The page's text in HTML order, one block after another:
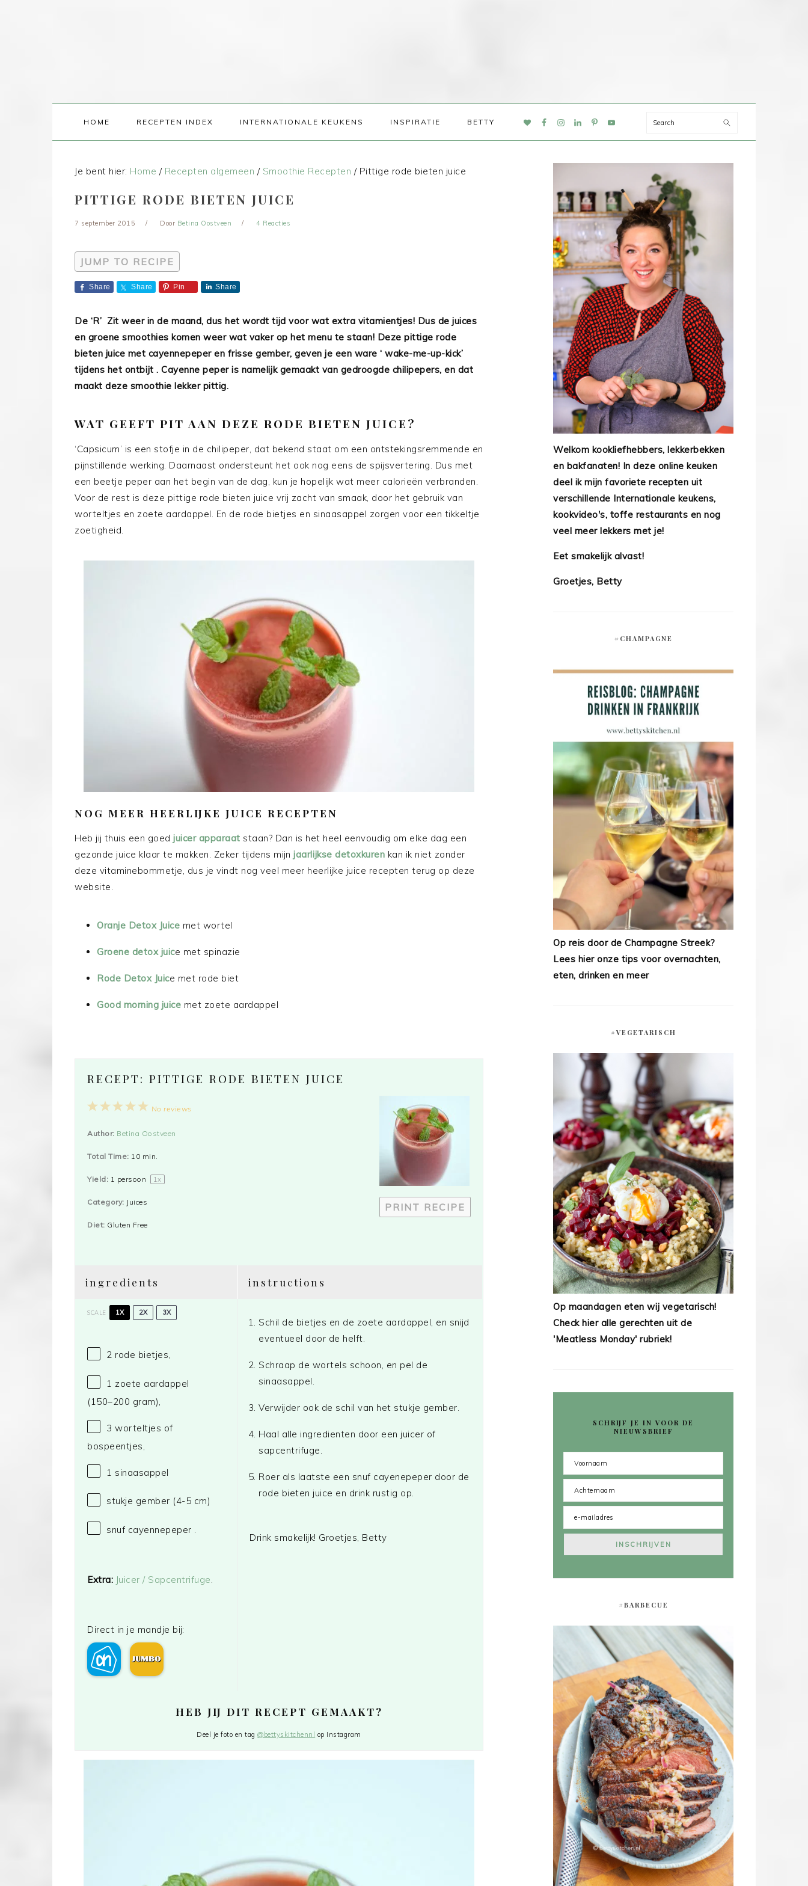
HOME RECEPTEN INDEX INTERNATIONALE KEUKENS INSPIRATIE BETTY
NAV
Search
Je bent hier: Home / Recepten algemeen / Smoothie Recepten /Pittige rode bieten juice
PITTIGE RODE BIETEN JUICE
7 september 2015 Door Betina Oostveen 4 Reacties
JUMP TO RECIPE
Share Share Pin Share
De ‘R’ Zit weer in de maand, dus het wordt tijd voor wat extra vitamientjes! Dus de juices
en groene smoothies komen weer wat vaker op het menu te staan! Deze pittige rode
bieten juice met cayennepeper en frisse gember, geven je een ware ‘ wake-me-up-kick’
tijdens het ontbijt . Cayenne peper is namelijk gemaakt van gedroogde chilipepers, en dat
maakt deze smoothie lekker pittig.
WAT GEEFT PIT AAN DEZE RODE BIETEN JUICE?
‘Capsicum’ is een stofje in de chilipeper, dat bekend staat om een ontstekingsremmende en
pijnstillende werking. Daarnaast ondersteunt het ook nog eens de spijsvertering. Dus met
een beetje peper aan het begin van de dag, kun je hopelijk wat meer calorieën verbranden.
Voor de rest is deze pittige rode bieten juice vrij zacht van smaak, door het gebruik van
worteltjes en zoete aardappel. En de rode bietjes en sinaasappel zorgen voor een tikkeltje
zoetigheid.
NOG MEER HEERLIJKE JUICE RECEPTEN
Heb jij thuis een goed juicer apparaat staan? Dan is het heel eenvoudig om elke dag een
gezonde juice klaar te makken. Zeker tijdens mijn jaarlijkse detoxkuren kan ik niet zonder
deze vitaminebommetje, dus je vindt nog veel meer heerlijke juice recepten terug op deze
website.
Oranje Detox Juice met wortel
Groene detox juice met spinazie
Rode Detox Juice met rode biet
Good morning juice met zoete aardappel
RECEPT: PITTIGE RODE BIETEN JUICE
PRINT RECIPE
5
4
3
2
1
No reviews
Author: Betina Oostveen
Total Time: 10 min.
Yield: 1 persoon 1x
Category: Juices
Diet: Gluten Free
ingredients
SCALE 1X 2X 3X
2 rode bietjes,
1 zoete aardappel
(150–200 gram),
3 worteltjes of
bospeentjes,
1 sinaasappel
stukje gember (4-5 cm)
snuf cayennepeper .
Extra: Juicer / Sapcentrifuge.
Direct in je mandje bij:
instructions
Schil de bietjes en de zoete aardappel, en snijd
eventueel door de helft.
Schraap de wortels schoon, en pel de
sinaasappel.
Verwijder ook de schil van het stukje gember.
Haal alle ingredienten door een juicer of
sapcentrifuge.
Roer als laatste een snuf cayenepeper door de
rode bieten juice en drink rustig op.
Drink smakelijk! Groetjes, Betty
HEB JIJ DIT RECEPT GEMAAKT?
Deel je foto en tag@bettyskitchennl op Instagram
Welkom kookliefhebbers, lekkerbekken
en bakfanaten! In deze online keuken
deel ik mijn favoriete recepten uit
verschillende Internationale keukens,
kookvideo's, toffe restaurants en nog
veel meer lekkers met je!
Eet smakelijk alvast!
Groetjes, Betty
#CHAMPAGNE
Op reis door de Champagne Streek?
Lees hier onze tips voor overnachten,
eten, drinken en meer
#VEGETARISCH
Op maandagen eten wij vegetarisch!
Check hier alle gerechten uit de
'Meatless Monday' rubriek!
SCHRIJF JE IN VOOR DE
NIEUWSBRIEF
#BARBECUE